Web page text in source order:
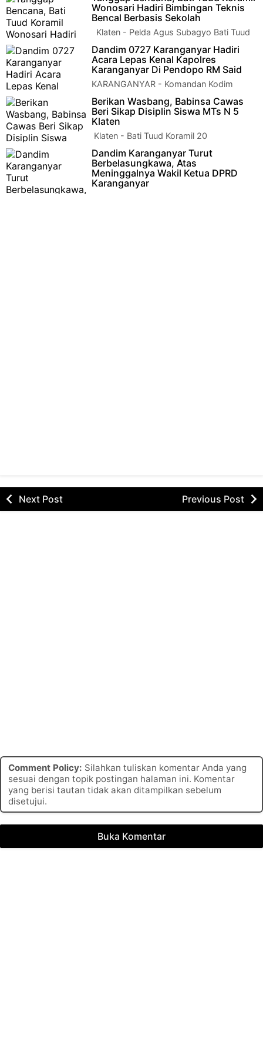
Kapten Bambang mewakili Komandan Kodim 0727/Karanganyar
Letkol Inf Andri Army Yudha A…
Wonosari Hadiri Bimbingan Teknis
Bencal Berbasis Sekolah
Klaten - Pelda Agus Subagyo Bati Tuud
Koramil 22 Wonosari Kodim 0723 Klaten
menghadiri undangan Bimbingan Tek…
Dandim 0727 Karanganyar Hadiri
Acara Lepas Kenal Kapolres
Karanganyar Di Pendopo RM Said
KARANGANYAR - Komandan Kodim
0727/Karanganyar Letkol Inf Andri Army
Yudha Ardhitama, S.I.P., menghadiri undangan lepas k…
Berikan Wasbang, Babinsa Cawas
Beri Sikap Disiplin Siswa MTs N 5
Klaten
Klaten - Bati Tuud Koramil 20
Cawas Kodim 0723 Klaten Pelda Timbul
Prawoto bersama Babinsa Koramil 20 Cawas Serka Edi S…
Dandim Karanganyar Turut
Berbelasungkawa, Atas
Meninggalnya Wakil Ketua DPRD
Karanganyar
Next Post Previous Post
Comment Policy: Silahkan tuliskan komentar Anda yang
sesuai dengan topik postingan halaman ini. Komentar
yang berisi tautan tidak akan ditampilkan sebelum
disetujui.
Buka Komentar